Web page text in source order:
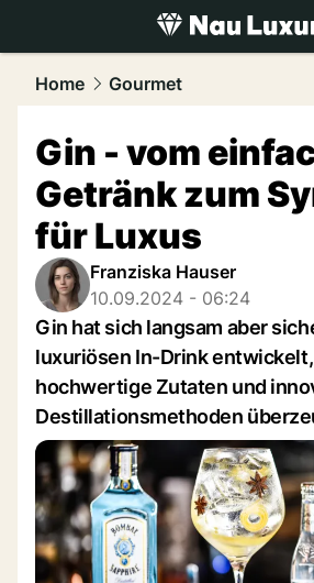
luxury.NAU.ch
Home Gourmet
Gin - vom
Getränk zum
für Luxus
Franziska Hauser
10.09.2024 - 06:24
Gin hat sich langsam aber
luxuriösen In-Drink
hochwertige Zutaten und
Destillationsmethoden